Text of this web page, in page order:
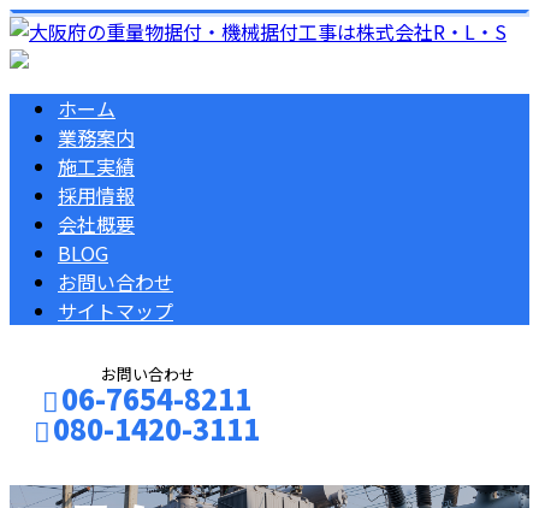
ホーム
業務案内
施工実績
採用情報
会社概要
BLOG
お問い合わせ
サイトマップ
お問い合わせ
06-7654-8211
080-1420-3111